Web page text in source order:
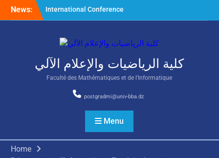
SkipNews:
International Conference
on Nonlinear Mathematical
كلية الرياضيات والإعلام الآلي
Faculté des Mathématiques et de l'Informatique
postgradmi@univ-bba.dz
Menu
Home